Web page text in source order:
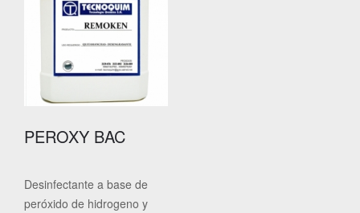
PEROXY BAC
Desinfectante a base de
peróxido de hidrogeno y